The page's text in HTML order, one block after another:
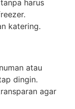
harus
katering.
atau
dingin.
agar